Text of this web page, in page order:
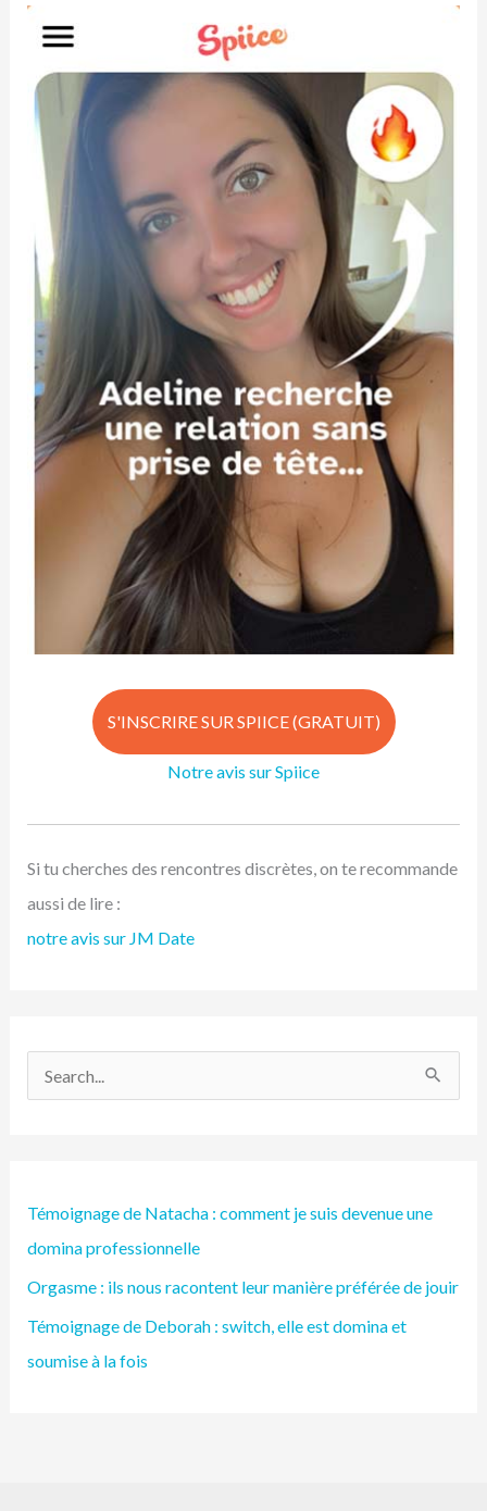
S'INSCRIRE SUR SPIICE (GRATUIT)
Notre avis sur Spiice
Si tu cherches des rencontres discrètes, on te recommande
aussi de lire :
notre avis sur JM Date
e
r
c
h
e
Témoignage de Natacha : comment je suis devenue une
domina professionnelle
Orgasme : ils nous racontent leur manière préférée de jouir
Témoignage de Deborah : switch, elle est domina et
soumise à la fois